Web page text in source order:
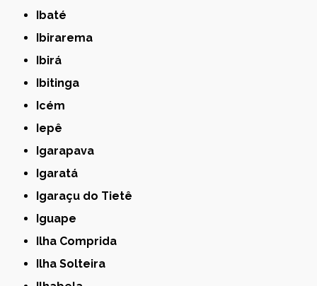
Ibaté
Ibirarema
Ibirá
Ibitinga
Icém
Iepê
Igarapava
Igaratá
Igaraçu do Tietê
Iguape
Ilha Comprida
Ilha Solteira